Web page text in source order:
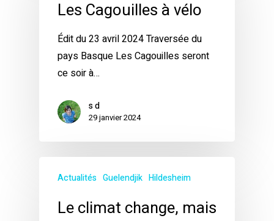
Les Cagouilles à vélo
Édit du 23 avril 2024 Traversée du
pays Basque Les Cagouilles seront
ce soir à…
s d
29 janvier 2024
Actualités Guelendjik Hildesheim
Le climat change, mais